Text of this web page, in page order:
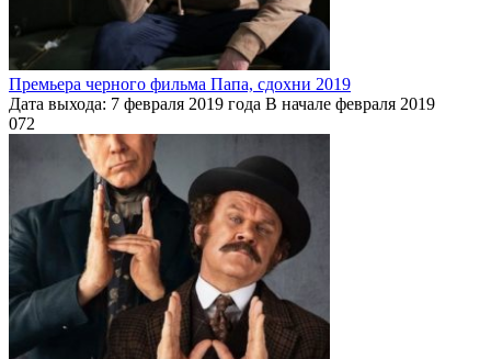
Премьера черного фильма Папа, сдохни 2019
Дата выхода: 7 февраля 2019 года В начале февраля 2019
072